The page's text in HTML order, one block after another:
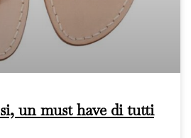
un must have di tutti